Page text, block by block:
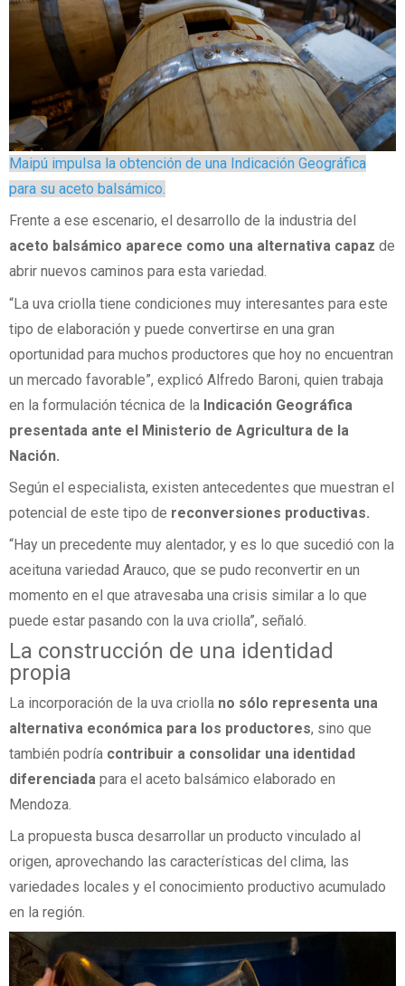
Maipú impulsa la obtención de una Indicación Geográfica
para su aceto balsámico.
Frente a ese escenario, el desarrollo de la industria del
aceto balsámico aparece como una alternativa capaz de
abrir nuevos caminos para esta variedad.
“La uva criolla tiene condiciones muy interesantes para este
tipo de elaboración y puede convertirse en una gran
oportunidad para muchos productores que hoy no encuentran
un mercado favorable”, explicó Alfredo Baroni, quien trabaja
en la formulación técnica de la Indicación Geográfica
presentada ante el Ministerio de Agricultura de la
Nación.
Según el especialista, existen antecedentes que muestran el
potencial de este tipo de reconversiones productivas.
“Hay un precedente muy alentador, y es lo que sucedió con la
aceituna variedad Arauco, que se pudo reconvertir en un
momento en el que atravesaba una crisis similar a lo que
puede estar pasando con la uva criolla”, señaló.
La construcción de una identidad
propia
La incorporación de la uva criolla no sólo representa una
alternativa económica para los productores, sino que
también podría contribuir a consolidar una identidad
diferenciada para el aceto balsámico elaborado en
Mendoza.
La propuesta busca desarrollar un producto vinculado al
origen, aprovechando las características del clima, las
variedades locales y el conocimiento productivo acumulado
en la región.